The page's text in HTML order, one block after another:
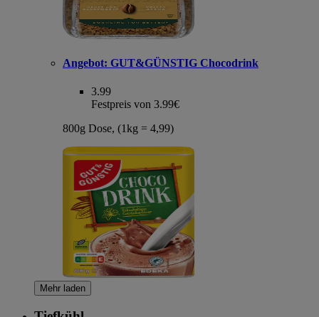
Angebot: GUT&GÜNSTIG Chocodrink
3.99
Festpreis von 3.99€
800g Dose, (1kg = 4,99)
Mehr laden